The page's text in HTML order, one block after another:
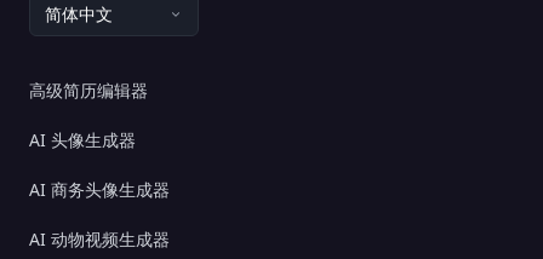
简体中文
高级简历编辑器
AI 头像生成器
AI 商务头像生成器
AI 动物视频生成器